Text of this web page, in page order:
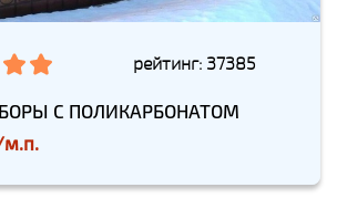
рейтинг: 37385
С ПОЛИКАРБОНАТОМ
м.п.